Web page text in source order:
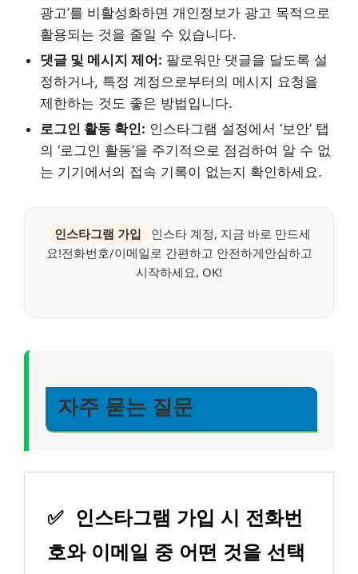
광고’를 비활성화하면 개인정보가 광고 목적으로
활용되는 것을 줄일 수 있습니다.
댓글 및 메시지 제어: 팔로워만 댓글을 달도록 설
정하거나, 특정 계정으로부터의 메시지 요청을
제한하는 것도 좋은 방법입니다.
로그인 활동 확인: 인스타그램 설정에서 ‘보안’ 탭
의 ‘로그인 활동’을 주기적으로 점검하여 알 수 없
는 기기에서의 접속 기록이 없는지 확인하세요.
인스타그램 가입
인스타 계정, 지금 바로 만드세
요!전화번호/이메일로 간편하고 안전하게안심하고
시작하세요, OK!
자주 묻는 질문
✅
인스타그램 가입 시 전화번
호와 이메일 중 어떤 것을 선택